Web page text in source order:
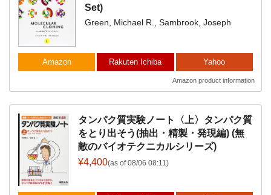
Set)
Green, Michael R., Sambrook, Joseph
Amazon Rakuten Ichiba Yahoo
Amazon product information
タンパク質実験ノート〈上〉タンパク質
をとり出そう(抽出・精製・発現編) (無
敵のバイオテクニカルシリーズ)
¥4,400(as of 08/06 08:11)